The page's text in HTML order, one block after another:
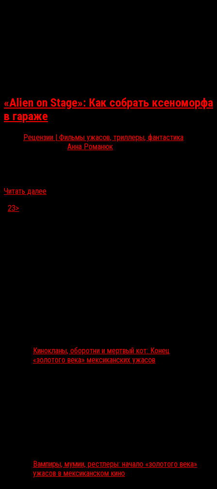
«Alien on Stage»: Как собрать ксеноморфа
в гараже
Рецензии | Фильмы ужасов, триллеры, фантастика
Анна Романюк
Читать далее
23>
Кинокланы, оборотни и мертвый кот: Конец
«золотого века» мексиканских ужасов
Вампиры, мумии, рестлеры: начало «золотого века»
ужасов в мексиканском кино